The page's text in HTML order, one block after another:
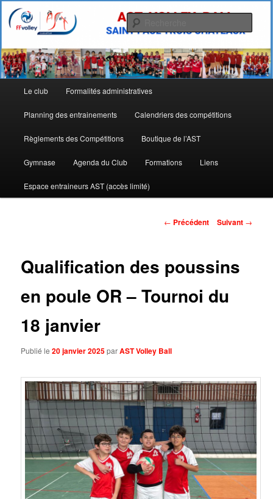
Aller
contenu
Site de l'Association Sportive
Tricastine de Volley Ball
Allez l'AST
principal
Le club Formalités administratives
Planning des entrainements Calendriers des compétitions
Règlements des Compétitions Boutique de l’AST
Gymnase Agenda du Club Formations Liens
Espace entraineurs AST (accès limité)
Navigation
← Précédent Suivant →
Qualification des poussins
en poule OR – Tournoi du
18 janvier
Publié le20 janvier 2025parAST Volley Ball